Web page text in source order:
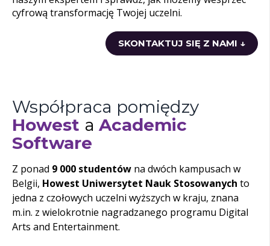
cyfrową transformację Twojej uczelni.
SKONTAKTUJ SIĘ Z NAMI ↓
Współpraca pomiędzy
Howest a Academic
Software
Z ponad 9 000 studentów na dwóch kampusach w
Belgii, Howest Uniwersytet Nauk Stosowanych to
jedna z czołowych uczelni wyższych w kraju, znana
m.in. z wielokrotnie nagradzanego programu Digital
Arts and Entertainment.